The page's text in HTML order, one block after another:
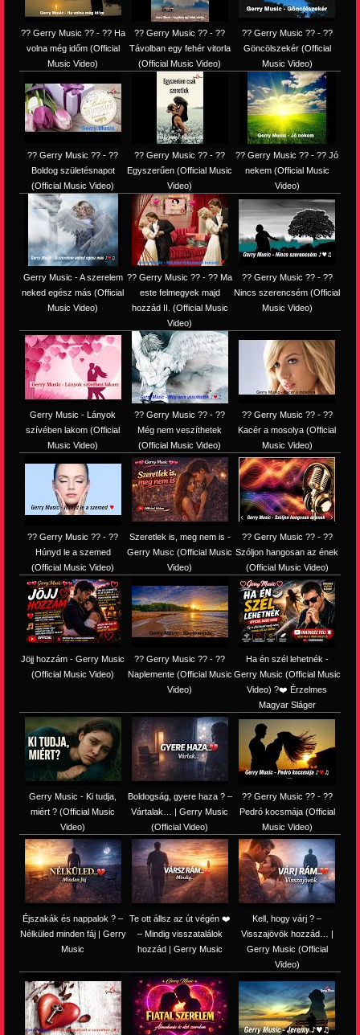
?? Gerry Music ?? - ?? Ha
volna még időm (Official
Music Video)
?? Gerry Music ?? - ??
Távolban egy fehér vitorla
(Official Music Video)
?? Gerry Music ?? - ??
Göncölszekér (Official
Music Video)
?? Gerry Music ?? - ??
Boldog születésnapot
(Official Music Video)
?? Gerry Music ?? - ??
Egyszerűen (Official Music
Video)
?? Gerry Music ?? - ?? Jó
nekem (Official Music
Video)
Gerry Music - A szerelem
neked egész más (Official
Music Video)
?? Gerry Music ?? - ?? Ma
este felmegyek majd
hozzád II. (Official Music
Video)
?? Gerry Music ?? - ??
Nincs szerencsém (Official
Music Video)
Gerry Music - Lányok
szívében lakom (Official
Music Video)
?? Gerry Music ?? - ??
Még nem veszíthetek
(Official Music Video)
?? Gerry Music ?? - ??
Kacér a mosolya (Official
Music Video)
?? Gerry Music ?? - ??
Húnyd le a szemed
(Official Music Video)
Szeretlek is, meg nem is -
Gerry Musc (Official Music
Video)
?? Gerry Music ?? - ??
Szóljon hangosan az ének
(Official Music Video)
Jöjj hozzám - Gerry Music
(Official Music Video)
?? Gerry Music ?? - ??
Naplemente (Official Music
Video)
Ha én szél lehetnék -
Gerry Music (Official Music
Video) ?️❤️ Érzelmes
Magyar Sláger
Gerry Music - Ki tudja,
miért ? (Official Music
Video)
Boldogság, gyere haza ? –
Vártalak… | Gerry Music
(Official Video)
?? Gerry Music ?? - ??
Pedró kocsmája (Official
Music Video)
Éjszakák és nappalok ? –
Nélküled minden fáj | Gerry
Music
Te ott állsz az út végén ❤️
– Mindig visszatalálok
hozzád | Gerry Music
Kell, hogy várj ? –
Visszajövök hozzád… |
Gerry Music (Official
Video)